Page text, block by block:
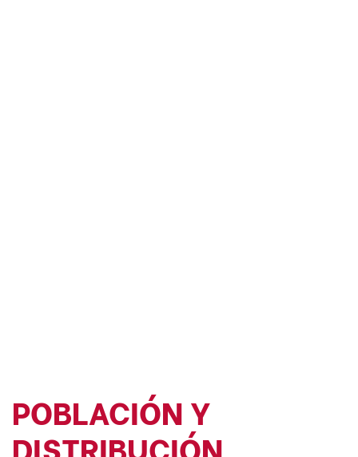
POBLACIÓN Y
DISTRIBUCIÓN